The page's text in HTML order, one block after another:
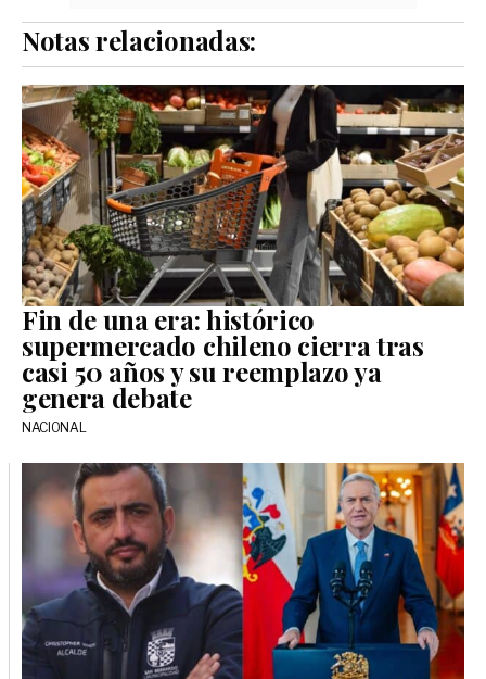
Notas relacionadas:
Fin de una era: histórico
supermercado chileno cierra tras
casi 50 años y su reemplazo ya
genera debate
NACIONAL